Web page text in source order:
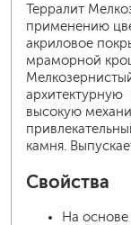
Терралит
применению
акриловое
мраморной
архитектурную
высокую
камня.
Свойства
На